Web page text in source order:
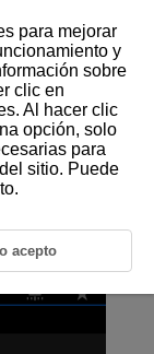
a la orientación
para mejorar
y
sobre
clic en
Al hacer clic
opción, solo
para
sitio. Puede
acepto